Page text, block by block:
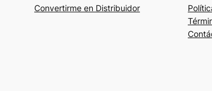
Convertirme en Distribuidor